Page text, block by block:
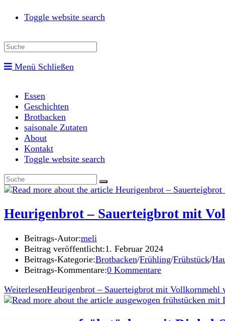
Toggle website search
Menü Schließen
Essen
Geschichten
Brotbacken
saisonale Zutaten
About
Kontakt
Toggle website search
Heurigenbrot – Sauerteigbrot mit
Beitrags-Autor:meli
Beitrag veröffentlicht:1. Februar 2024
Beitrags-Kategorie:Brotbacken/Frühling/Frühstück/
Beitrags-Kommentare:0 Kommentare
WeiterlesenHeurigenbrot – Sauerteigbrot mit Vollkornmehl